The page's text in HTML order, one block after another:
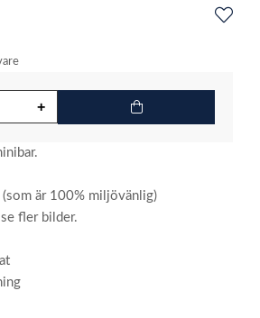
(som är 100% miljövänlig)
fler bilder.